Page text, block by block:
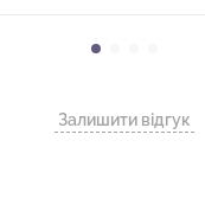
Залишити відгук